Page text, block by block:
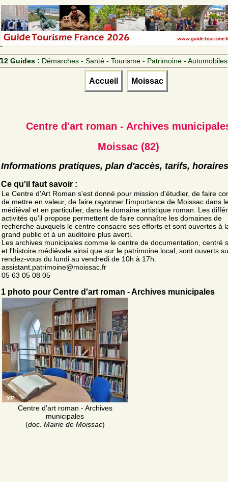
12 Guides : Démarches - Santé - Tourisme - Patrimoine - Automobiles
Accueil Moissac
Centre d'art roman - Archives
Moissac (82)
Informations pratiques, plan d'accès, tarifs, horaires
Ce qu'il faut savoir :
Le Centre d'Art Roman s'est donné pour mission d'étudier, de faire
de mettre en valeur, de faire rayonner l'importance de Moissac dans
médiéval et en particulier, dans le domaine artistique roman. Les
activités qu'il propose permettent de faire connaître les domaines de
recherche auxquels le centre consacre ses efforts et sont ouvertes à
grand public et à un auditoire plus averti.
Les archives municipales comme le centre de documentation, centré
et l'histoire médiévale ainsi que sur le patrimoine local, sont ouverts
rendez-vous du lundi au vendredi de 10h à 17h.
assistant.patrimoine@moissac.fr
05 63 05 08 05
1 photo pour Centre d'art roman - Archives municipales
Centre d'art roman - Archives
municipales
(doc. Mairie de Moissac)